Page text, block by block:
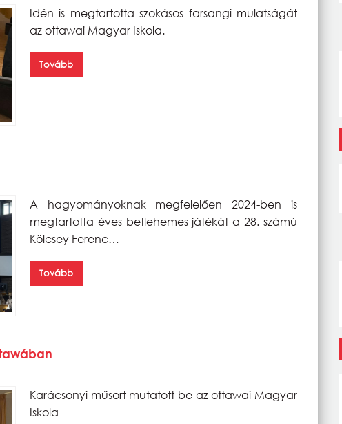
Idén is megtartotta szokásos farsangi mulatságát
az ottawai Magyar Iskola.
Tovább
A hagyományoknak megfelelően 2024-ben is
megtartotta éves betlehemes játékát a 28. számú
Kölcsey Ferenc…
Tovább
Karácsonyi műsort mutatott be az ottawai Magyar
Iskola